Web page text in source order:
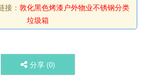
接： 敦化黑色烤漆户外物业不锈钢分类
垃圾箱
分享 (0)